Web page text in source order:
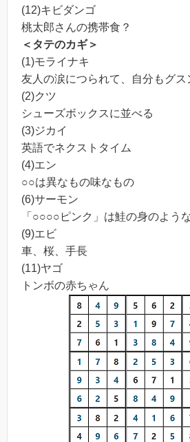
(12)キビダンゴ
桃太郎さんの携帯食？
＜タテのカギ＞
(1)モライナキ
友人の涙につられて、自分もグ
(2)クツ
シューズボックスに並べる
(3)ジカイ
英語でネクストタイム
(4)エン
○○は異なもの味なもの
(6)サーモン
「○○○○ピンク」は鮭の身のよう
(9)エビ
車、桜、手長
(11)ヤゴ
トンボの赤ちゃん